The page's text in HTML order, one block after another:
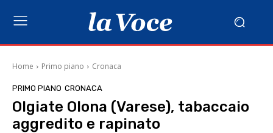
Home Primo piano Cronaca
PRIMO PIANO CRONACA
Olgiate Olona (Varese), tabaccaio
aggredito e rapinato